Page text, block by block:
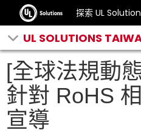
探索 UL
UL SOLUTIONS
[全球法規動
針對 RoHS
宣導